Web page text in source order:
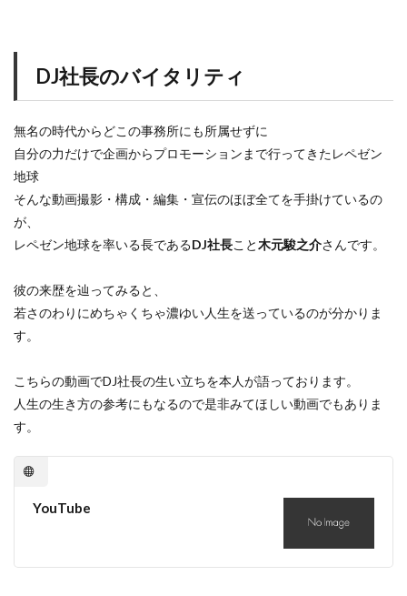
DJ社長のバイタリティ
無名の時代からどこの事務所にも所属せずに
自分の力だけで企画からプロモーションまで行ってきたレペゼン
地球
そんな動画撮影・構成・編集・宣伝のほぼ全てを手掛けているの
が、
レペゼン地球を率いる長であるDJ社長こと木元駿之介さんです。
彼の来歴を辿ってみると、
若さのわりにめちゃくちゃ濃ゆい人生を送っているのが分かりま
す。
こちらの動画でDJ社長の生い立ちを本人が語っております。
人生の生き方の参考にもなるので是非みてほしい動画でもありま
す。
YouTube